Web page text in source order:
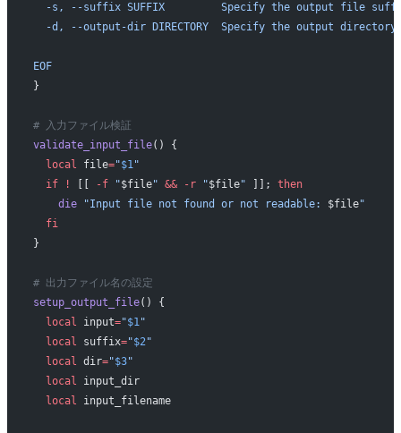
-s, --suffix SUFFIX         Specify the output file
-d, --output-dir DIRECTORY  Specify the output
EOF
}
# 入力ファイル検証
validate_input_file() {
  local
file="$1"
  if
! -f "$file" && -r "$file" ]]; then
    die
"Input file not found or not readable: $file"
  fi
}
# 出力ファイル名の設定
setup_output_file() {
  local
input="$1"
  local
suffix="$2"
  local
dir="$3"
  local
input_dir
  local
input_filename